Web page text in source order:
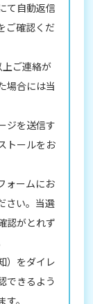
て自動返信
ご確認くだ
ご連絡が
場合には当
ジを送信す
トールをお
ォームにお
さい。当選
認がとれず
）をダイレ
できるよう
。